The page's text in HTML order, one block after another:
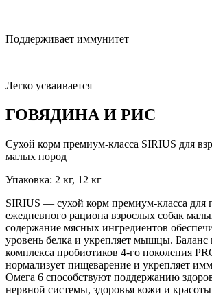
Поддерживает иммунитет
Легко усваивается
ГОВЯДИНА И РИС
Сухой корм премиум-класса SIRIUS для
малых пород
Упаковка: 2 кг, 12 кг
SIRIUS — сухой корм премиум-класса для
ежедневного рациона взрослых собак
содержание мясных ингредиентов
уровень белка и укрепляет мышцы. Баланс
комплекса пробиотиков 4-го поколения
нормализует пищеварение и укрепляет
Омега 6 способствуют поддержанию
нервной системы, здоровья кожи и